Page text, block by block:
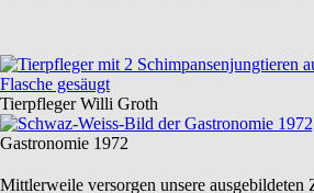
Tierpfleger Willi Groth
Gastronomie 1972
Mittlerweile versorgen unsere ausgebildeten